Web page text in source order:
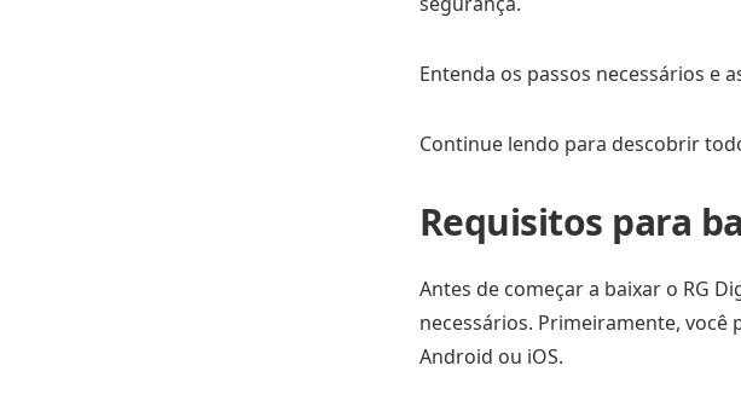
Entenda os passos necessários e
Continue lendo para descobrir
Requisitos para
Antes de começar a baixar o RG
necessários. Primeiramente,
Android ou iOS.